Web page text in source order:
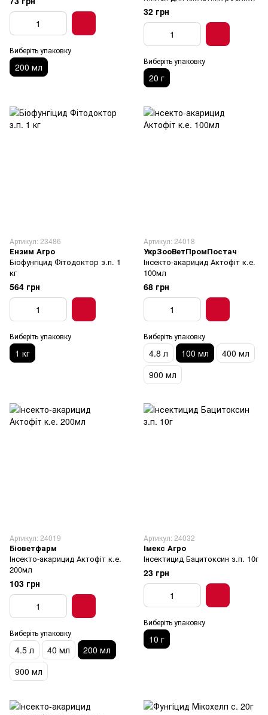
Виберіть упаковку
200 мл
20 г
32 грн
Виберіть упаковку
20 г
Артикул: 23486
Ензим Агро
Біофунгіцид Фітодоктор з.п. 1
кг
564 грн
Виберіть упаковку
1 кг
Артикул: 24018
УкрЗооВетПромПостач
Інсекто-акарицид Актофіт к.е.
100мл
68 грн
Виберіть упаковку
4.8 л 100 мл
400 мл
900 мл
Артикул: 24019
Біоветфарм
Інсекто-акарицид Актофіт к.е.
200мл
103 грн
Виберіть упаковку
4.5 л 40 мл
200 мл
900 мл
Артикул: 24032
Імекс Агро
Інсектицид Бацитоксин з.п. 10г
23 грн
Виберіть упаковку
10 г